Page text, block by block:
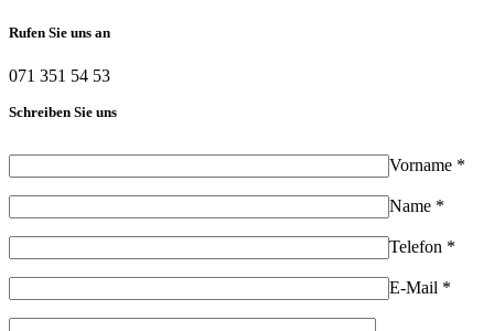
Rufen Sie uns an
071 351 54 53
Schreiben Sie uns
Vorname *
Name *
Telefon *
E-Mail *